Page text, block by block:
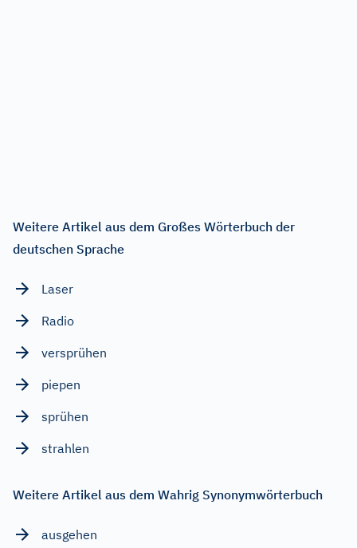
Weitere Artikel aus dem Großes Wörterbuch der
deutschen Sprache
Laser
Radio
versprühen
piepen
sprühen
strahlen
Weitere Artikel aus dem Wahrig Synonymwörterbuch
ausgehen